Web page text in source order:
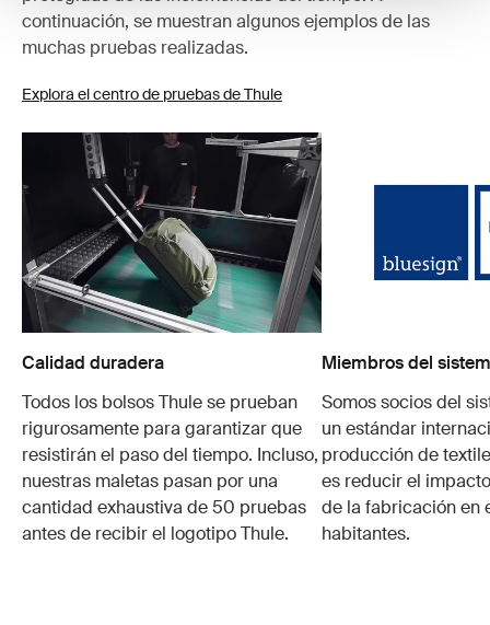
continuación, se muestran algunos ejemplos de las
muchas pruebas realizadas.
Explora el centro de pruebas de Thule
Calidad duradera
Todos los bolsos Thule se prueban
rigurosamente para garantizar que
resistirán el paso del tiempo. Incluso,
nuestras maletas pasan por una
cantidad exhaustiva de 50 pruebas
antes de recibir el logotipo Thule.
Miembros del
Somos socios del
un estándar
producción de
es reducir el
de la fabricación en
habitantes.